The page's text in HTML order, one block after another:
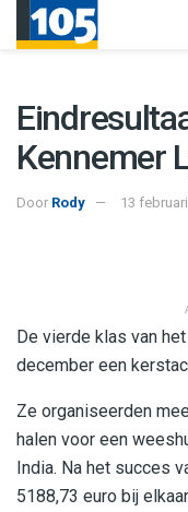
Kennemer
Door Rody 13
De vierde klas van
december een
Ze organiseerden
halen voor een
India. Na het succes
5188,73 euro bij